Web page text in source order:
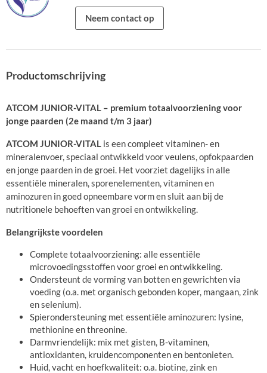
Neem contact op
Productomschrijving
ATCOM JUNIOR-VITAL – premium totaalvoorziening voor
jonge paarden (2e maand t/m 3 jaar)
ATCOM JUNIOR-VITAL is een compleet vitaminen- en
mineralenvoer, speciaal ontwikkeld voor veulens, opfokpaarden
en jonge paarden in de groei. Het voorziet dagelijks in alle
essentiële mineralen, sporenelementen, vitaminen en
aminozuren in goed opneembare vorm en sluit aan bij de
nutritionele behoeften van groei en ontwikkeling.
Belangrijkste voordelen
Complete totaalvoorziening: alle essentiële
microvoedingsstoffen voor groei en ontwikkeling.
Ondersteunt de vorming van botten en gewrichten via
voeding (o.a. met organisch gebonden koper, mangaan, zink
en selenium).
Spierondersteuning met essentiële aminozuren: lysine,
methionine en threonine.
Darmvriendelijk: mix met gisten, B-vitaminen,
antioxidanten, kruidencomponenten en bentonieten.
Huid, vacht en hoefkwaliteit: o.a. biotine, zink en